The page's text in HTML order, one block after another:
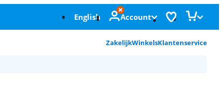
English Account
ZakelijkWinkelsKlantenservice